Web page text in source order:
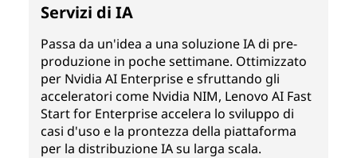
Servizi di IA
Passa da un'idea a una soluzione IA di pre-
produzione in poche settimane. Ottimizzato
per Nvidia AI Enterprise e sfruttando gli
acceleratori come Nvidia NIM, Lenovo AI Fast
Start for Enterprise accelera lo sviluppo di
casi d'uso e la prontezza della piattaforma
per la distribuzione IA su larga scala.